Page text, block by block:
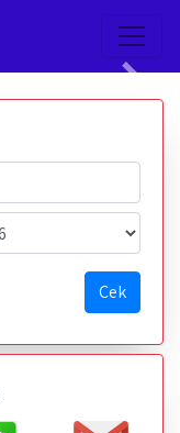
Cek